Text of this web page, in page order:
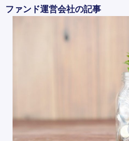
ファンド運営会社の記事